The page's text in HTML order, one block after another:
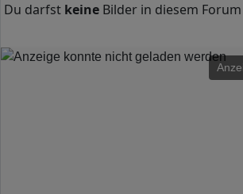
Du darfst keine Bilder in diesem